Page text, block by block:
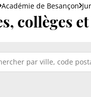
Académie de Besançon
collèges